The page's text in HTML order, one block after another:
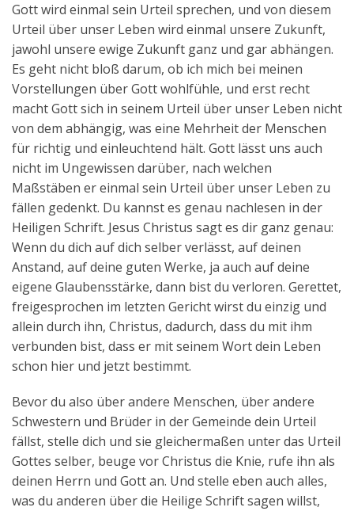
Gott wird einmal sein Urteil sprechen, und von diesem
Urteil über unser Leben wird einmal unsere Zukunft,
jawohl unsere ewige Zukunft ganz und gar abhängen.
Es geht nicht bloß darum, ob ich mich bei meinen
Vorstellungen über Gott wohlfühle, und erst recht
macht Gott sich in seinem Urteil über unser Leben nicht
von dem abhängig, was eine Mehrheit der Menschen
für richtig und einleuchtend hält. Gott lässt uns auch
nicht im Ungewissen darüber, nach welchen
Maßstäben er einmal sein Urteil über unser Leben zu
fällen gedenkt. Du kannst es genau nachlesen in der
Heiligen Schrift. Jesus Christus sagt es dir ganz genau:
Wenn du dich auf dich selber verlässt, auf deinen
Anstand, auf deine guten Werke, ja auch auf deine
eigene Glaubensstärke, dann bist du verloren. Gerettet,
freigesprochen im letzten Gericht wirst du einzig und
allein durch ihn, Christus, dadurch, dass du mit ihm
verbunden bist, dass er mit seinem Wort dein Leben
schon hier und jetzt bestimmt.
Bevor du also über andere Menschen, über andere
Schwestern und Brüder in der Gemeinde dein Urteil
fällst, stelle dich und sie gleichermaßen unter das Urteil
Gottes selber, beuge vor Christus die Knie, rufe ihn als
deinen Herrn und Gott an. Und stelle eben auch alles,
was du anderen über die Heilige Schrift sagen willst,